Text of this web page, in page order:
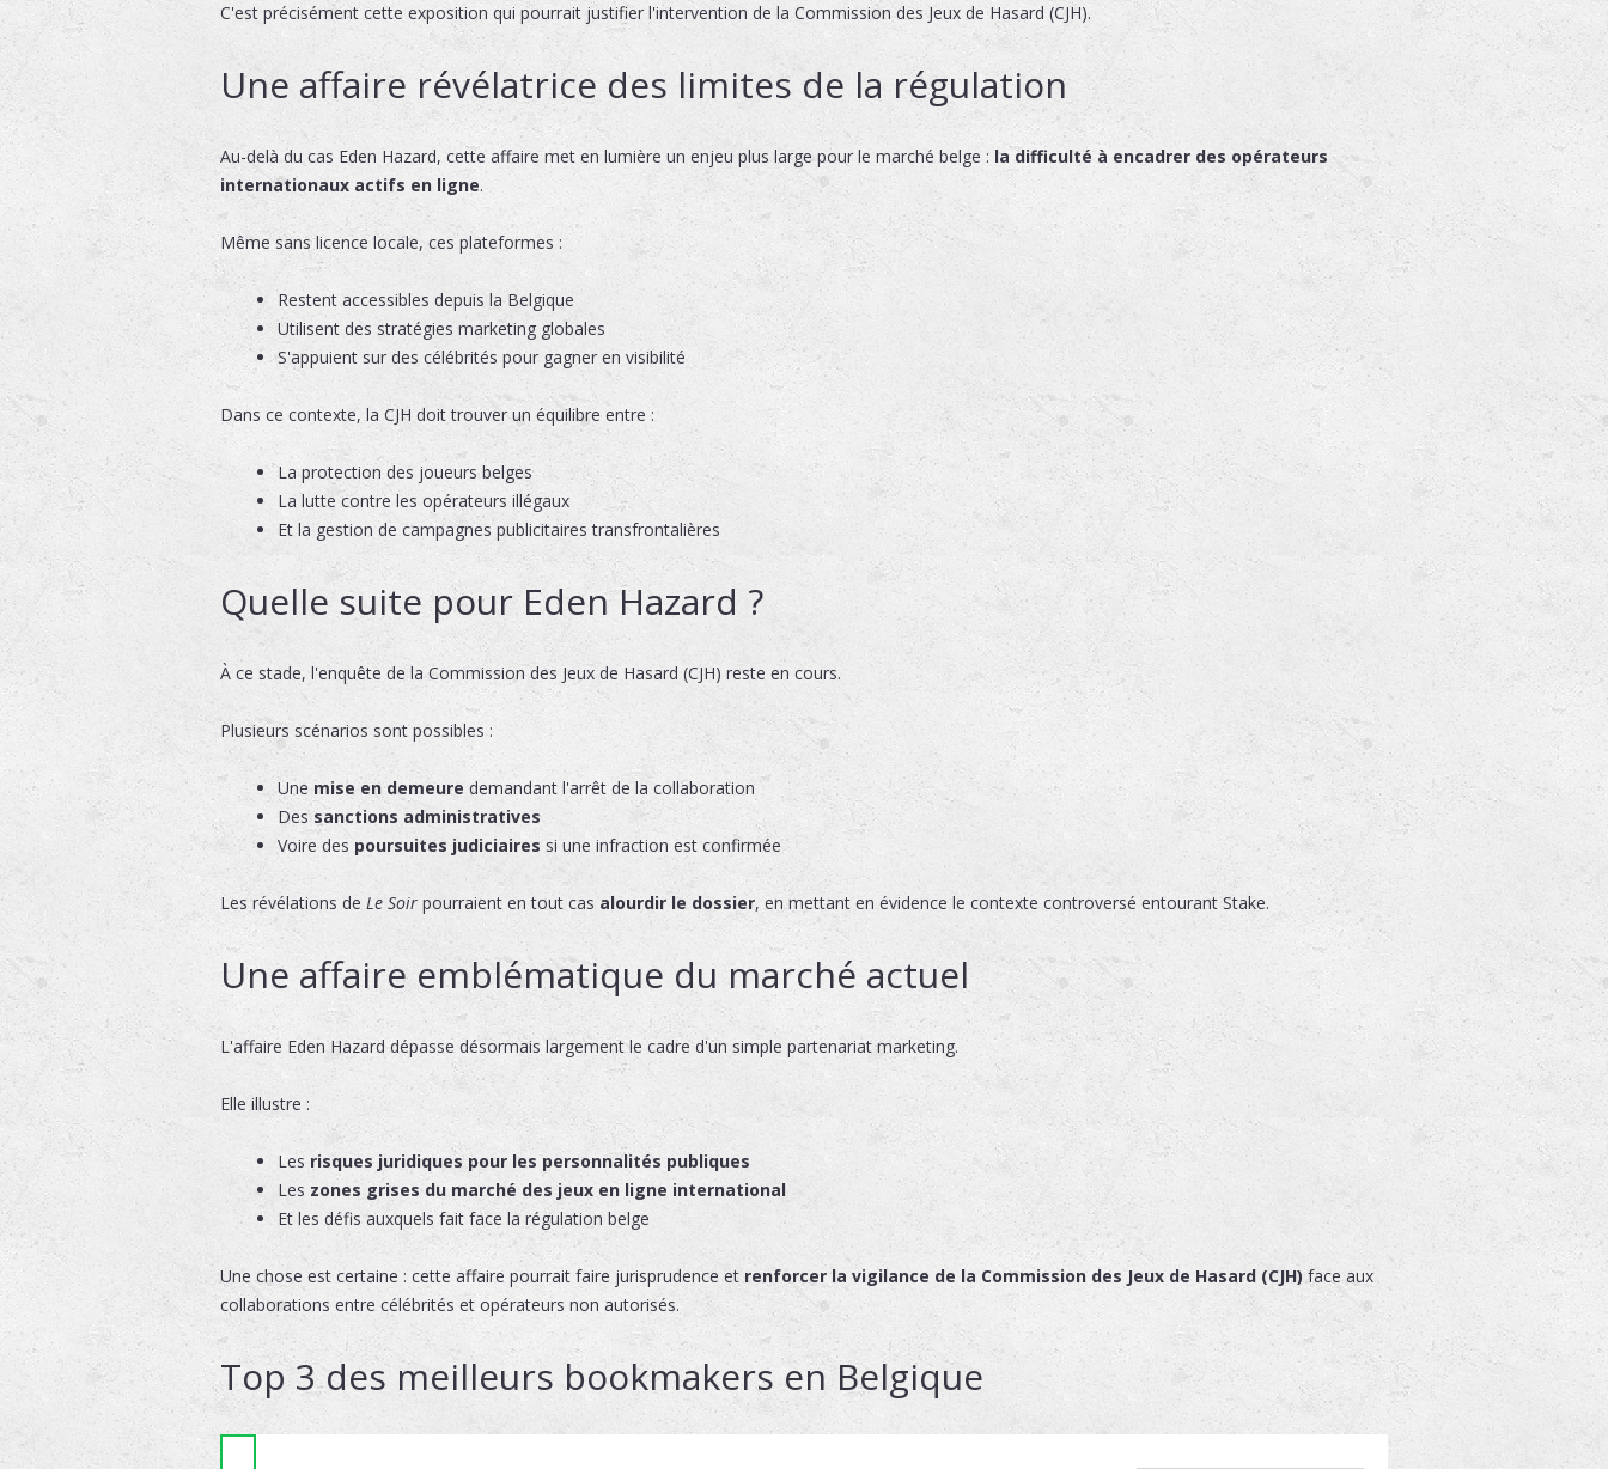
C'est précisément cette exposition qui pourrait justifier l'intervention de la Commission des Jeux de Hasard (CJH).
Une affaire révélatrice des limites de la régulation
Au-delà du cas Eden Hazard, cette affaire met en lumière un enjeu plus large pour le marché belge : la difficulté à encadrer des opérateurs
internationaux actifs en ligne.
Même sans licence locale, ces plateformes :
Restent accessibles depuis la Belgique
Utilisent des stratégies marketing globales
S'appuient sur des célébrités pour gagner en visibilité
Dans ce contexte, la CJH doit trouver un équilibre entre :
La protection des joueurs belges
La lutte contre les opérateurs illégaux
Et la gestion de campagnes publicitaires transfrontalières
Quelle suite pour Eden Hazard ?
À ce stade, l'enquête de la Commission des Jeux de Hasard (CJH) reste en cours.
Plusieurs scénarios sont possibles :
Une mise en demeure demandant l'arrêt de la collaboration
Des sanctions administratives
Voire des poursuites judiciaires si une infraction est confirmée
Les révélations de Le Soirpourraient en tout cas alourdir le dossier, en mettant en évidence le contexte controversé entourant Stake.
Une affaire emblématique du marché actuel
L'affaire Eden Hazard dépasse désormais largement le cadre d'un simple partenariat marketing.
Elle illustre :
Les risques juridiques pour les personnalités publiques
Les zones grises du marché des jeux en ligne international
Et les défis auxquels fait face la régulation belge
Une chose est certaine : cette affaire pourrait faire jurisprudence et renforcer la vigilance de la Commission des Jeux de Hasard (CJH)face aux
collaborations entre célébrités et opérateurs non autorisés.
Top 3 des meilleurs bookmakers en Belgique